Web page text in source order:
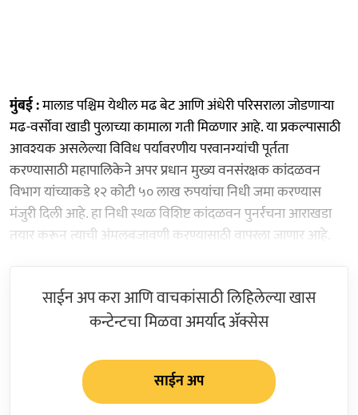
मुंबई :मालाड पश्चिम येथील मढ बेट आणि अंधेरी परिसराला जोडणाऱ्या
मढ-वर्सोवा खाडी पुलाच्या कामाला गती मिळणार आहे. या प्रकल्पासाठी
आवश्यक असलेल्या विविध पर्यावरणीय परवानग्यांची पूर्तता
करण्यासाठी महापालिकेने अपर प्रधान मुख्य वनसंरक्षक कांदळवन
विभाग यांच्याकडे १२ कोटी ५० लाख रुपयांचा निधी जमा करण्यास
मंजुरी दिली आहे. हा निधी स्थळ विशिष्ट कांदळवन पुनर्रचना आराखडा
तयार करून त्याची अंमलबजावणी करण्यासाठी वापरला जाणार आहे.
साईन अप करा आणि वाचकांसाठी लिहिलेल्या खास
कन्टेन्टचा मिळवा अमर्याद ॲक्सेस
साईन अप